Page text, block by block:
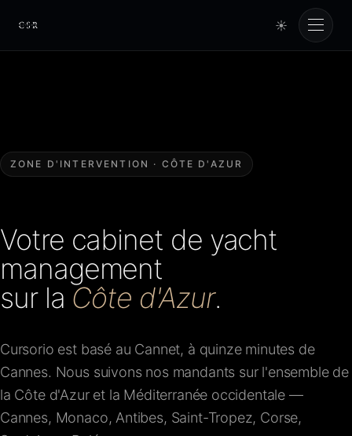
Cursorio
☀
Cursorio Manager
Insights
FAQ
Contact
ZONE D'INTERVENTION · CÔTE D'AZUR
Votre cabinet de yacht
management
sur la Côte d'Azur.
Cursorio est basé au Cannet, à quinze minutes de
Cannes. Nous suivons nos mandants sur l'ensemble de
la Côte d'Azur et la Méditerranée occidentale —
Cannes, Monaco, Antibes, Saint-Tropez, Corse,